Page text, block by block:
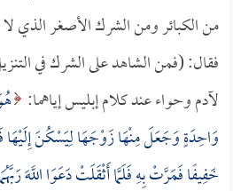
من الكبائر ومن الشرك الأصغر الذي
فقال: (فمن الشاهد على الشرك في
لآدم وحواء عند كلام إبليس إياهما:
وَاحِدَةٍ وَجَعَلَ مِنْهَا زَوْجَهَا لِيَسْكُنَ إِلَيْهَا
خَفِيفًا فَمَرَّتْ بِهِ فَلَمَّا أَثْقَلَتْ دَعَوَا اللَّهَ